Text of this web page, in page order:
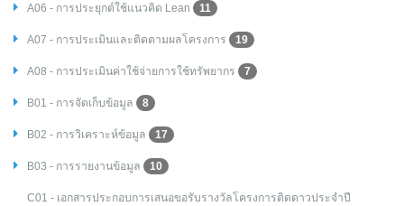
A06 - การประยุกต์ใช้แนวคิด Lean 11
A07 - การประเมินและติดตามผลโครงการ 19
A08 - การประเมินค่าใช้จ่ายการใช้ทรัพยากร 7
B01 - การจัดเก็บข้อมูล 8
B02 - การวิเคราะห์ข้อมูล 17
B03 - การรายงานข้อมูล 10
C01 - เอกสารประกอบการเสนอขอรับรางวัลโครงการติดดาวประจำปี